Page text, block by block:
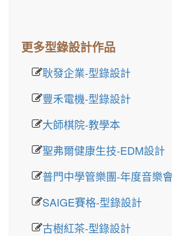
更多型錄設計作品
耿發企業-型錄設計
豐禾電機-型錄設計
大師棋院-教學本
聖弗爾健康生技-EDM設計
普門中學管樂團-年度音樂
SAIGE賽格-型錄設計
古樹紅茶-型錄設計